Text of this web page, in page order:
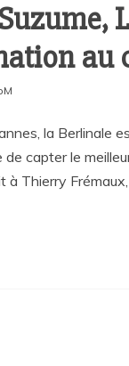
au
la Berlinale
de capter le
à Thierry